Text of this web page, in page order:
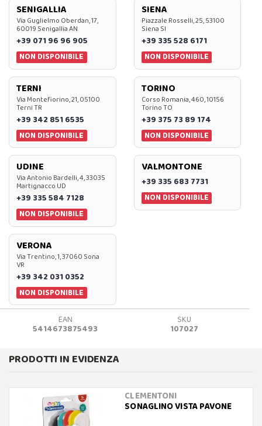
SENIGALLIA
Via Guglielmo Oberdan, 17,
60019 Senigallia AN
+39 071 96 96 905
NON DISPONIBILE
SIENA
Piazzale Rosselli, 25, 53100
Siena SI
+39 335 528 6171
NON DISPONIBILE
TERNI
Via Montefiorino, 21, 05100
Terni TR
+39 342 851 6535
NON DISPONIBILE
TORINO
Corso Romania, 460, 10156
Torino TO
+39 375 73 89 174
NON DISPONIBILE
UDINE
Via Antonio Bardelli, 4, 33035
Martignacco UD
+39 335 584 7128
NON DISPONIBILE
VALMONTONE
+39 335 683 7731
NON DISPONIBILE
VERONA
Via Trentino, 1, 37060 Sona
VR
+39 342 031 0352
NON DISPONIBILE
EAN
5414673875493
SKU
107027
PRODOTTI IN EVIDENZA
CLEMENTONI
SONAGLINO VISTA PAVONE